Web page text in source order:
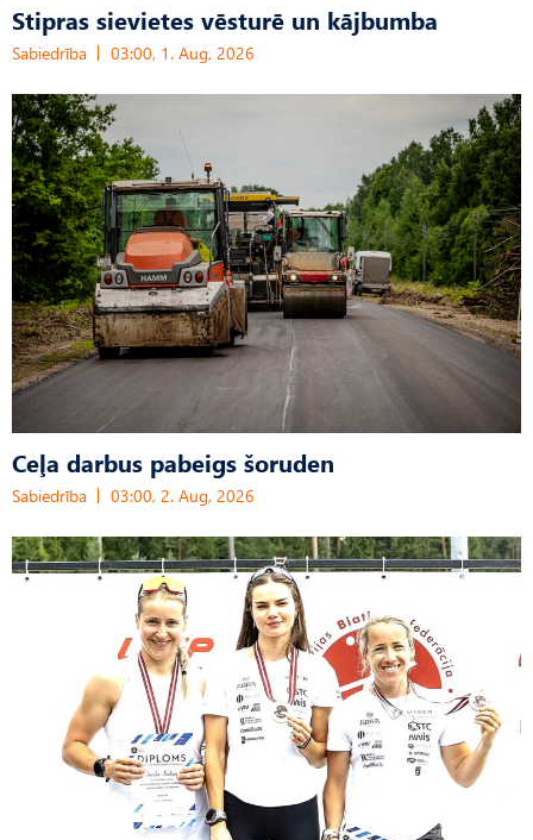
Stipras sievietes vēsturē un kājbumba
Sabiedrība 03:00, 1. Aug, 2026
Ceļa darbus pabeigs šoruden
Sabiedrība 03:00, 2. Aug, 2026